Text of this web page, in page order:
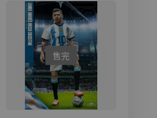
售完